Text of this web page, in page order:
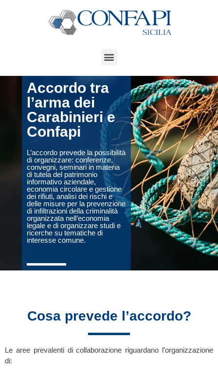
Accordo tra
l’arma dei
Carabinieri e
Confapi
L’accordo prevede la possibilità
di organizzare: conferenze,
convegni, seminari in materia
di tutela del patrimonio
informativo aziendale,
economia circolare e gestione
dei rifiuti, analisi dei rischi e
delle misure per la prevenzione
di infiltrazioni della criminalità
organizzata nell’economia
legale e di organizzare studi e
ricerche su tematiche di
interesse comune.
Cosa prevede l’accordo?
Le aree prevalenti di collaborazione riguardano l’organizzazione
di: